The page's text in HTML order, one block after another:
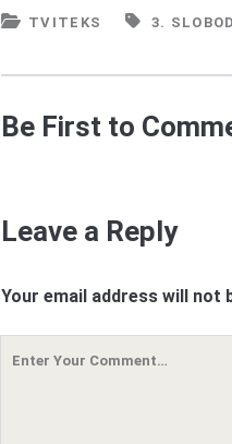
TVITEKS 3.
Be First to
Leave a Reply
Your email address will not